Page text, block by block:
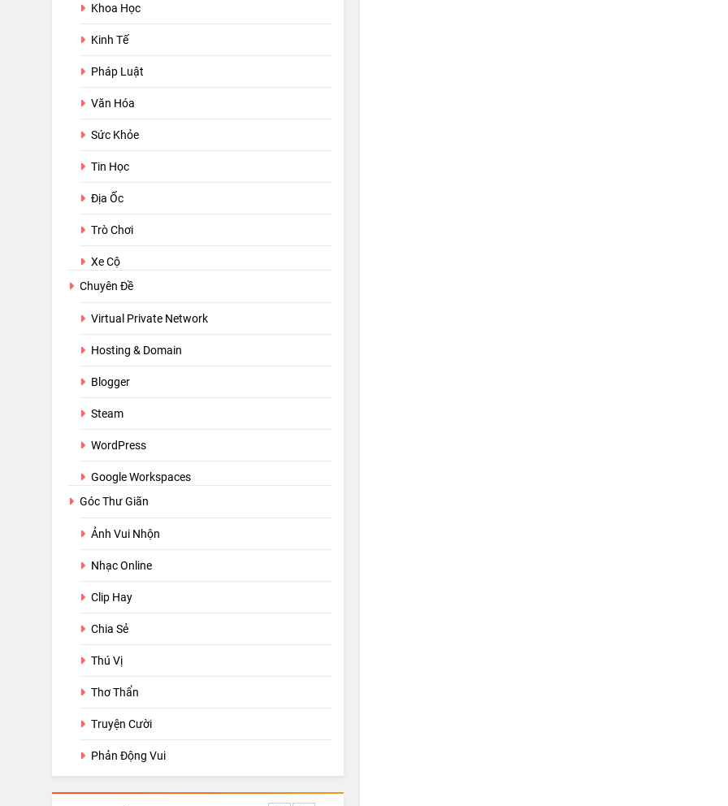
Khoa Học
Kinh Tế
Pháp Luật
Văn Hóa
Sức Khỏe
Tin Học
Địa Ốc
Trò Chơi
Xe Cộ
Chuyên Đề
Virtual Private Network
Hosting & Domain
Blogger
Steam
WordPress
Google Workspaces
Góc Thư Giãn
Ảnh Vui Nhộn
Nhạc Online
Clip Hay
Chia Sẻ
Thú Vị
Thơ Thẩn
Truyện Cười
Phản Động Vui